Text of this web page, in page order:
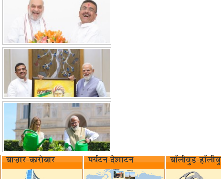
बाज़ार-कारोबार पर्यटन-देशाटन बॉलीवुड-